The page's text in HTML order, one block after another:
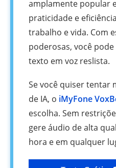
amplamente popular
praticidade e
trabalho e vida. Com
poderosas, você
texto em voz reslista.
Se você quiser tentar
de IA, o iMyFone
escolha. Sem
gere áudio de alta
hora e em qualquer